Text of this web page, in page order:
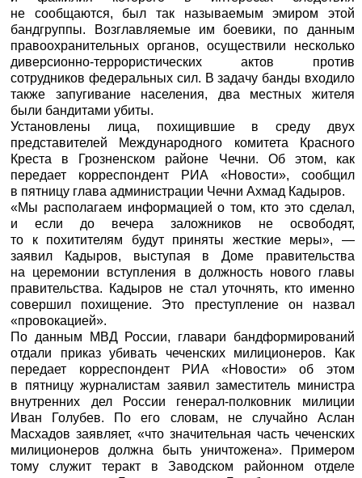
не сообщаются, был так называемым эмиром этой
бандгруппы. Возглавляемые им боевики, по данным
правоохранительных органов, осуществили несколько
диверсионно-террористических актов против
сотрудников федеральных сил. В задачу банды входило
также запугивание населения, два местных жителя
были бандитами убиты.
Установлены лица, похищившие в среду двух
представителей Международного комитета Красного
Креста в Грозненском районе Чечни. Об этом, как
передает корреспондент
РИА «Новости», сообщил
в пятницу глава администрации Чечни Ахмад Кадыров.
«Мы располагаем информацией о том, кто это сделал,
и если до вечера заложников не освободят,
то к похитителям будут приняты жесткие меры», —
заявил Кадыров, выступая в Доме правительства
на церемонии вступления в должность нового главы
правительства. Кадыров не стал уточнять, кто именно
совершил похищение. Это преступление он назвал
«провокацией».
По данным МВД России, главари бандформирований
отдали приказ убивать чеченских милиционеров. Как
передает корреспондент
РИА «Новости»об этом
в пятницу журналистам заявил заместитель министра
внутренних дел России генерал-полковник милиции
Иван Голубев. По его словам, не случайно Аслан
Масхадов заявляет, «что значительная часть чеченских
милиционеров должна быть уничтожена». Примером
тому служит теракт в Заводском районном отделе